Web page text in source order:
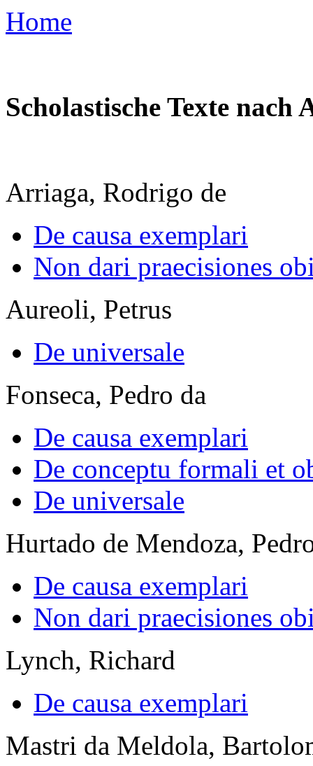
Home
Scholastische Texte nach
Arriaga, Rodrigo de
De causa exemplari
Non dari praecisiones
Aureoli, Petrus
De universale
Fonseca, Pedro da
De causa exemplari
De conceptu formali et
De universale
Hurtado de Mendoza,
De causa exemplari
Non dari praecisiones
Lynch, Richard
De causa exemplari
Mastri da Meldola,